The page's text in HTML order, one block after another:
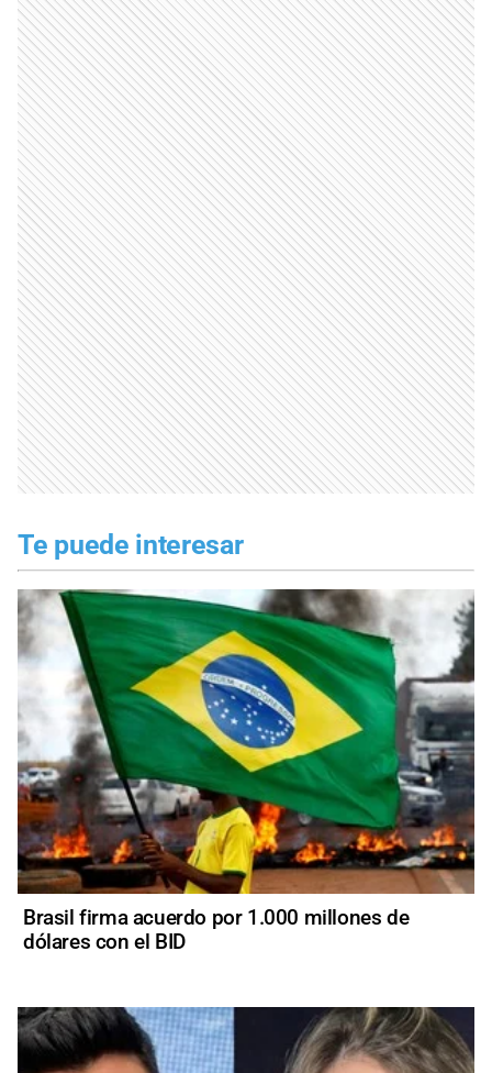
Te puede interesar
Brasil firma acuerdo por 1.000 millones de
dólares con el BID